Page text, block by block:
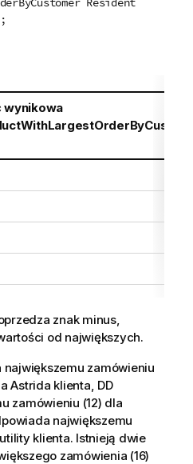
wynikowa
znak minus,
od największych.
zamówieniu
Astrida klienta, DD
zamówieniu (12) dla
największemu
klienta. Istnieją dwie
zamówienia (16)